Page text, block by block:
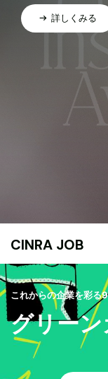
詳しくみる
CINRA JOB
これからの企業を彩る
グリー